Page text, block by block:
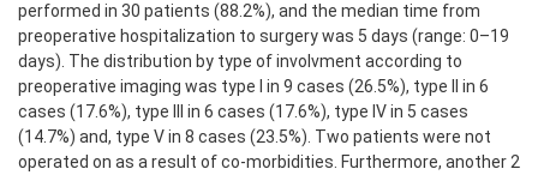
performed in 30 patients (88.2%), and the median time from
preoperative hospitalization to surgery was 5 days (range: 0–19
days). The distribution by type of involvment according to
preoperative imaging was type I in 9 cases (26.5%), type II in 6
cases (17.6%), type III in 6 cases (17.6%), type IV in 5 cases
(14.7%) and, type V in 8 cases (23.5%). Two patients were not
operated on as a result of co-morbidities. Furthermore, another 2